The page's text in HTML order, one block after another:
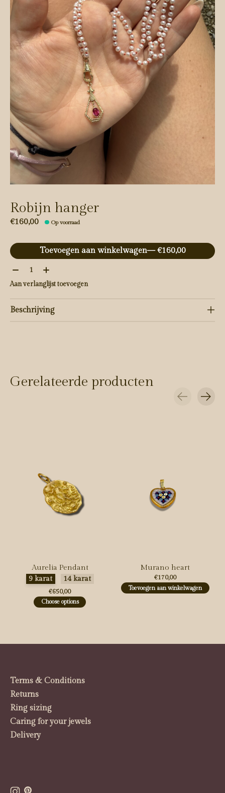
Robijn hanger
€160,00 Op voorraad
Toevoegen aan winkelwagen
— €160,00
Aantal:
Aan verlanglijst toevoegen
Beschrijving
Gerelateerde producten
Aurelia Pendant
Maak een keuze:
9 karat 14 karat
€650,00
Choose options
Murano heart
€170,00
Toevoegen aan winkelwagen
Terms & Conditions
Returns
Ring sizing
Caring for your jewels
Delivery